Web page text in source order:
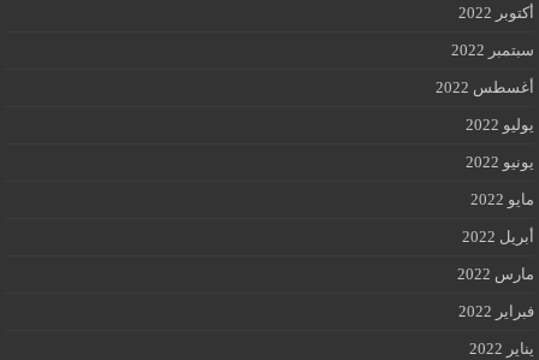
أكتوبر 2022
سبتمبر 2022
أغسطس 2022
يوليو 2022
يونيو 2022
مايو 2022
أبريل 2022
مارس 2022
فبراير 2022
يناير 2022